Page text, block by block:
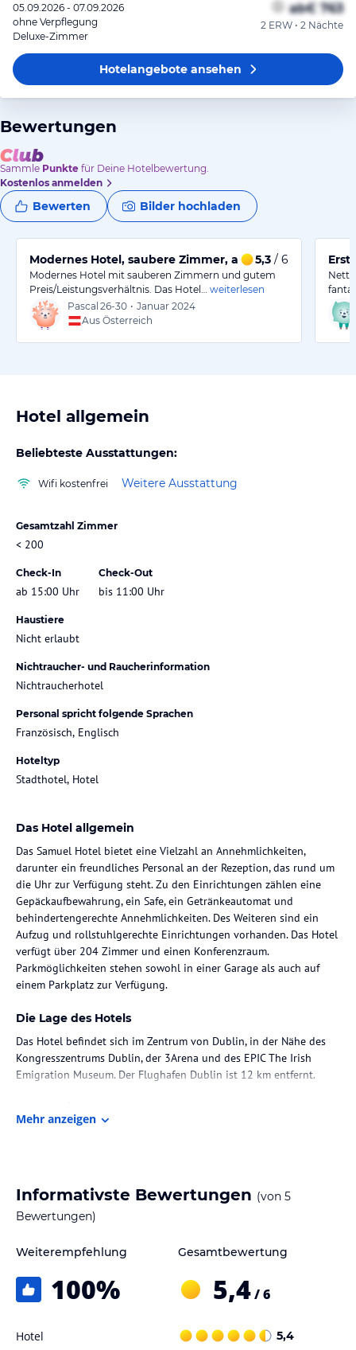
05.09.2026 - 07.09.2026
ohne Verpflegung
Deluxe-Zimmer
ab€ 763
2 ERW • 2 Nächte
Hotelangeboteansehen
Bewertungen
Sammle Punkte für Deine Hotelbewertung.
Kostenlos anmelden
Bewerten Bilder hochladen
Modernes Hotel, saubere Zimmer, aber die Lage ist
5,3 / 6
Modernes Hotel mit sauberen Zimmern und gutem
Preis/Leistungsverhältnis. Das Hotel…
weiterlesen
Pascal 26-30 • Januar 2024
Aus Österreich
Hotel allgemein
Beliebteste Ausstattungen:
Wifi kostenfrei Weitere Ausstattung
Gesamtzahl Zimmer
< 200
Check-In
ab 15:00 Uhr
Check-Out
bis 11:00 Uhr
Haustiere
Nicht erlaubt
Nichtraucher- und Raucherinformation
Nichtraucherhotel
Personal spricht folgende Sprachen
Französisch, Englisch
Hoteltyp
Stadthotel, Hotel
Das Hotel allgemein
Das Samuel Hotel bietet eine Vielzahl an Annehmlichkeiten,
darunter ein freundliches Personal an der Rezeption, das rund um
die Uhr zur Verfügung steht. Zu den Einrichtungen zählen eine
Gepäckaufbewahrung, ein Safe, ein Getränkeautomat und
behindertengerechte Annehmlichkeiten. Des Weiteren sind ein
Aufzug und rollstuhlgerechte Einrichtungen vorhanden. Das Hotel
verfügt über 204 Zimmer und einen Konferenzraum.
Parkmöglichkeiten stehen sowohl in einer Garage als auch auf
einem Parkplatz zur Verfügung.
Die Lage des Hotels
Das Hotel befindet sich im Zentrum von Dublin, in der Nähe des
Kongresszentrums Dublin, der 3Arena und des EPIC The Irish
Emigration Museum. Der Flughafen Dublin ist 12 km entfernt.
gehören auch ein Telefon und kostenloses WLAN. Jedes Zimmer
verfügt über ein eigenes Badezimmer mit Dusche und
Nichtraucherzimmer sind buchbar.
Gastronomie im Hotel
Den Gästen steht ein Restaurant, ein Café und eine Bar zur
wobei auf spezielle Bedürfnisse wie Diätgerichte und
Mehr anzeigen
Informativste Bewertungen (von 5
Bewertungen)
Weiterempfehlung
100%
Gesamtbewertung
5,4/ 6
Hotel 5,4